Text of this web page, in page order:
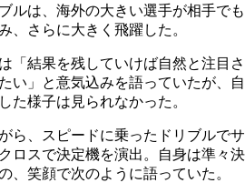
ルは、海外の大きい選手が相手でも
、さらに大きく飛躍した。
「結果を残していけば自然と注目さ
い」と意気込みを語っていたが、自
た様子は見られなかった。
ら、スピードに乗ったドリブルでサ
ロスで決定機を演出。自身は準々決
、笑顔で次のように語っていた。